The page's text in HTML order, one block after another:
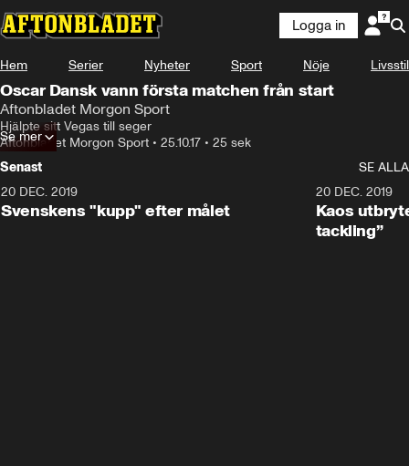
Logga in
Hem Serier Nyheter Sport Nöje Livsstil
Oscar Dansk vann första matchen från start
Aftonbladet Morgon Sport
Hjälpte sitt Vegas till seger
Aftonbladet Morgon Sport • 25.10.17 • 25 sek
Se mer
Senast
SE ALLA
20 DEC. 2019
Svenskens "kupp" efter målet
20 DEC. 2019
Kaos
tackling”